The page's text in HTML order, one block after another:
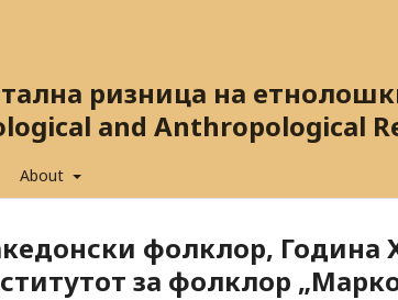
ризница на
and Anthropological
About
фолклор, Година
за фолклор